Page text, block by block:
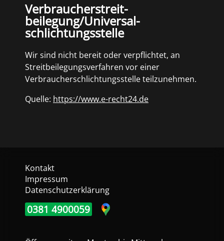
Verbraucher­streit­
beilegung/Universal­
schlichtungs­stelle
Wir sind nicht bereit oder verpflichtet, an
Streitbeilegungsverfahren vor einer
Verbraucherschlichtungsstelle teilzunehmen.
Quelle: https://www.e-recht24.de
Kontakt
Impressum
Datenschutzerklärung
0381 4900059